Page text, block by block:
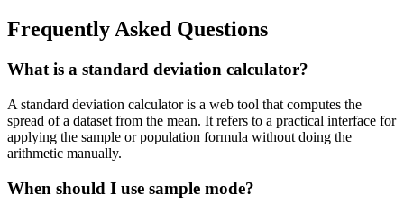
Frequently Asked Questions
What is a standard deviation calculator?
A standard deviation calculator is a web tool that computes the
spread of a dataset from the mean. It refers to a practical interface for
applying the sample or population formula without doing the
arithmetic manually.
When should I use sample mode?